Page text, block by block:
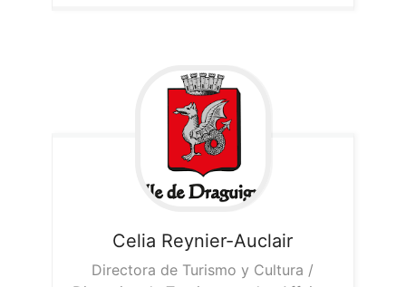
Celia Reynier-Auclair
Directora de Turismo y Cultura /